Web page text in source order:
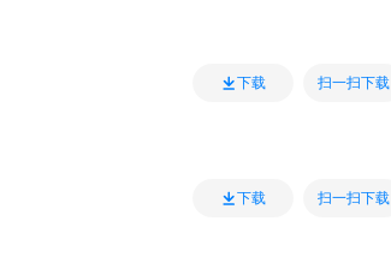
下载 扫一扫下载
下载 扫一扫下载